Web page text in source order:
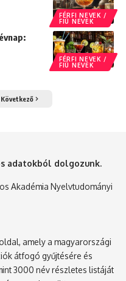
FÉRFI NEVEK /
FIÚ NEVEK
FÉRFI NEVEK /
FIÚ NEVEK
Következő
adatokból dolgozunk.
Akadémia Nyelvtudományi
amely a magyarországi
átfogó gyűjtésére és
3000 név részletes listáját